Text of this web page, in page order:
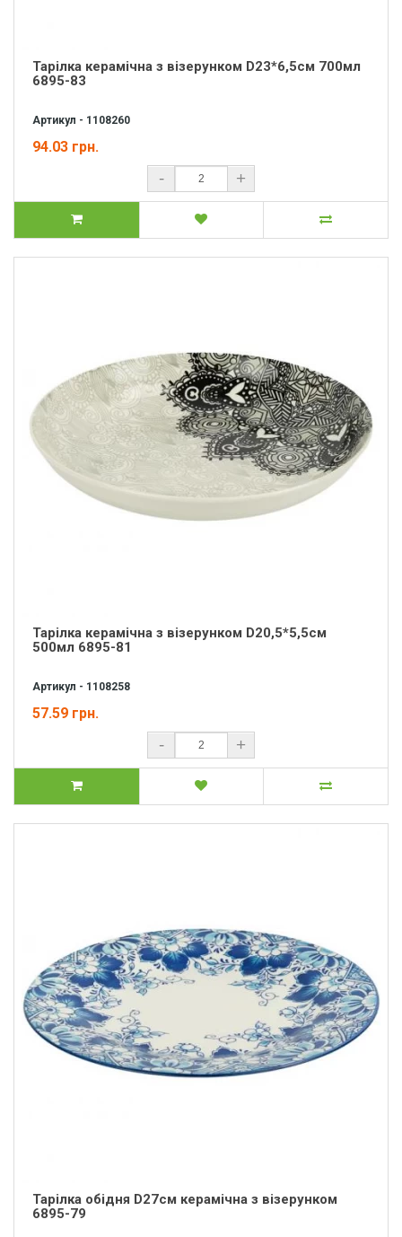
Тарілка керамічна з візерунком D23*6,5см 700мл
6895-83
Артикул - 1108260
94.03 грн.
- +
Тарілка керамічна з візерунком D20,5*5,5см
500мл 6895-81
Артикул - 1108258
57.59 грн.
- +
Тарілка обідня D27см керамічна з візерунком
6895-79